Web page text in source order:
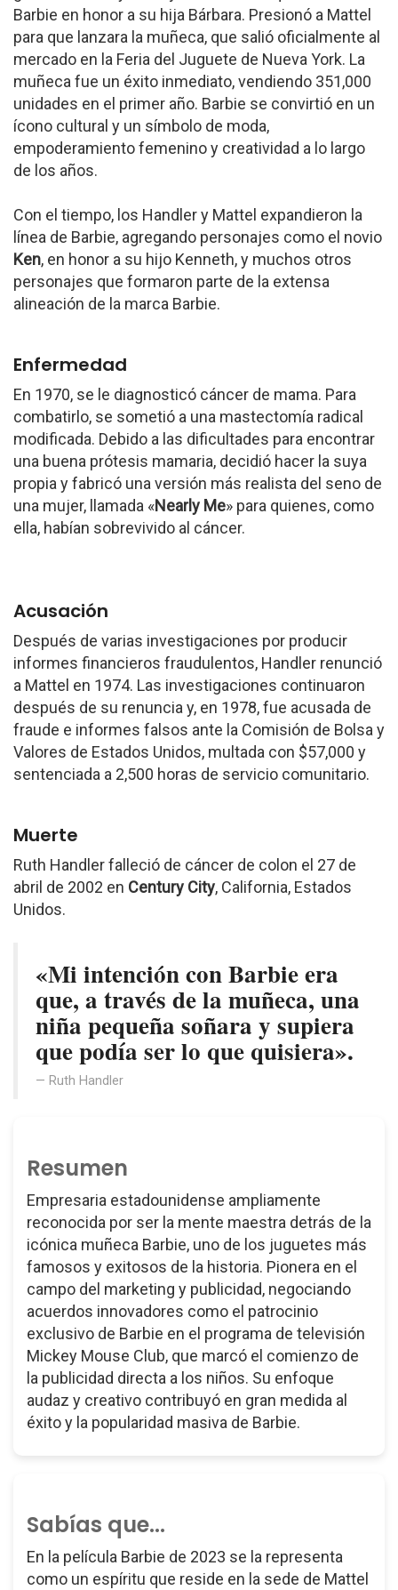
Barbie en honor a su hija Bárbara. Presionó a Mattel
para que lanzara la muñeca, que salió oficialmente al
mercado en la Feria del Juguete de Nueva York. La
muñeca fue un éxito inmediato, vendiendo 351,000
unidades en el primer año. Barbie se convirtió en un
ícono cultural y un símbolo de moda,
empoderamiento femenino y creatividad a lo largo
de los años.
Con el tiempo, los Handler y Mattel expandieron la
línea de Barbie, agregando personajes como el novio
Ken, en honor a su hijo Kenneth, y muchos otros
personajes que formaron parte de la extensa
alineación de la marca Barbie.
Enfermedad
En 1970, se le diagnosticó cáncer de mama. Para
combatirlo, se sometió a una mastectomía radical
modificada. Debido a las dificultades para encontrar
una buena prótesis mamaria, decidió hacer la suya
propia y fabricó una versión más realista del seno de
una mujer, llamada «Nearly Me» para quienes, como
ella, habían sobrevivido al cáncer.
Acusación
Después de varias investigaciones por producir
informes financieros fraudulentos, Handler renunció
a Mattel en 1974. Las investigaciones continuaron
después de su renuncia y, en 1978, fue acusada de
fraude e informes falsos ante la Comisión de Bolsa y
Valores de Estados Unidos, multada con $57,000 y
sentenciada a 2,500 horas de servicio comunitario.
Muerte
Ruth Handler falleció de cáncer de colon el 27 de
abril de 2002 en Century City, California, Estados
Unidos.
«Mi intención con Barbie era
que, a través de la muñeca, una
niña pequeña soñara y supiera
que podía ser lo que quisiera».
Ruth Handler
Resumen
Empresaria estadounidense ampliamente
reconocida por ser la mente maestra detrás de la
icónica muñeca Barbie, uno de los juguetes más
famosos y exitosos de la historia. Pionera en el
campo del marketing y publicidad, negociando
acuerdos innovadores como el patrocinio
exclusivo de Barbie en el programa de televisión
Mickey Mouse Club, que marcó el comienzo de
la publicidad directa a los niños. Su enfoque
audaz y creativo contribuyó en gran medida al
éxito y la popularidad masiva de Barbie.
Sabías que...
En la película Barbie de 2023 se la representa
como un espíritu que reside en la sede de Mattel